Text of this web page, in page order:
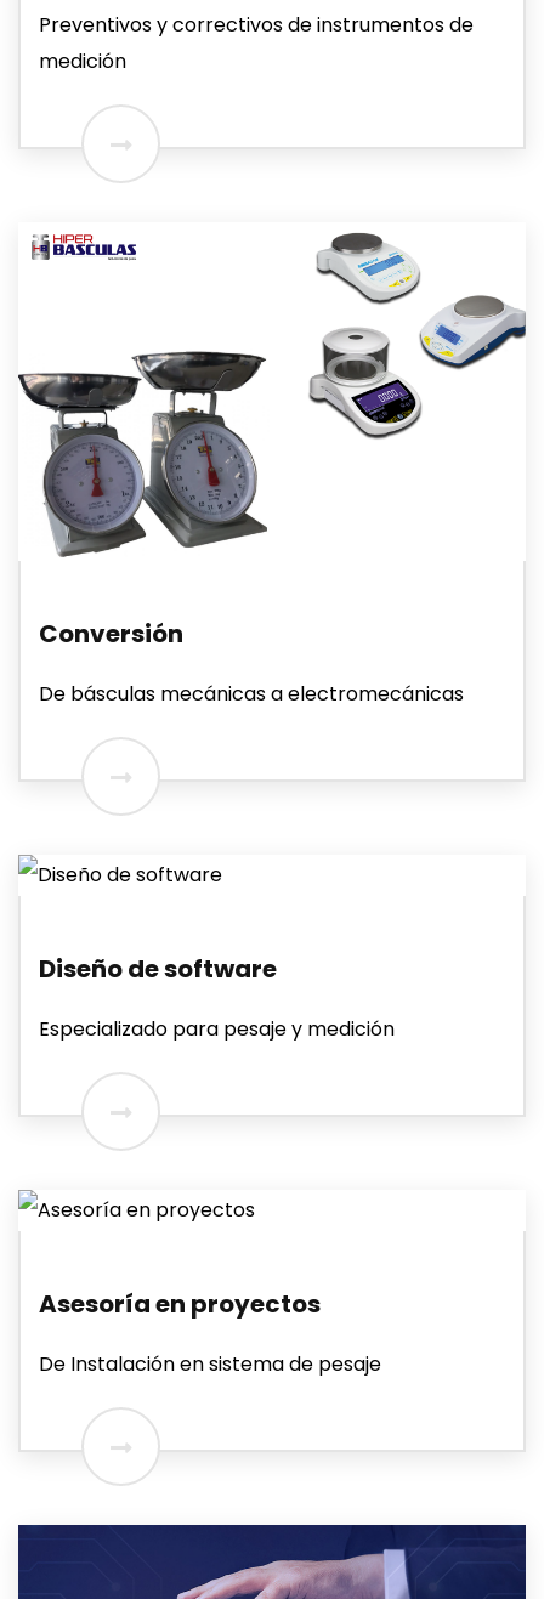
Preventivos y correctivos de instrumentos de
medición
Conversión
De básculas mecánicas a electromecánicas
Diseño de software
Especializado para pesaje y medición
Asesoría en proyectos
De Instalación en sistema de pesaje